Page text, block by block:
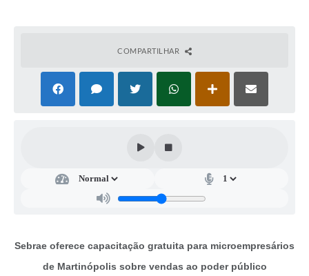
Casa dos Conselhos
Publicações do Departamento de Educação
Fundo Municipal dos Direitos da Criança e do Adolescente
COMPARTILHAR
Sebrae oferece capacitação gratuita para microempresários
de Martinópolis sobre vendas ao poder público